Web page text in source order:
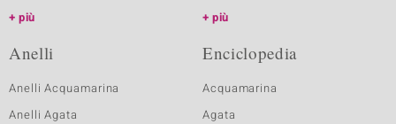
più
più
Anelli
Anelli Acquamarina
Anelli Agata
Enciclopedia
Acquamarina
Agata